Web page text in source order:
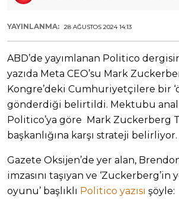
YAYINLANMA: 28 AĞUSTOS 2024 14:13
ABD’de yayımlanan Politico
yazıda Meta CEO’su Mark
Kongre’deki Cumhuriyetçilere bir
gönderdiği belirtildi. Mektubu
Politico’ya göre Mark Zuckerberg
başkanlığına karşı strateji belirliyor.
Gazete Oksijen’de yer alan,
imzasını taşıyan ve
oyunu’ başlıklı Politico yazısı şöyle: